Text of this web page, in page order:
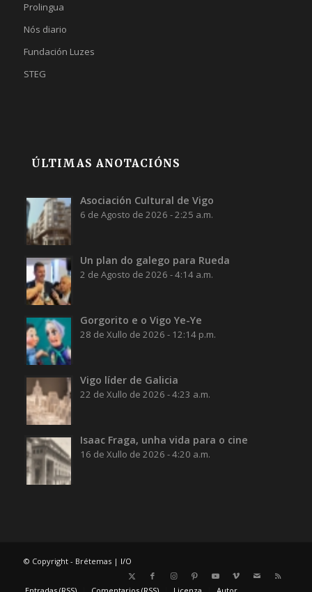
Prolingua
Nós diario
Fundación Luzes
STEG
ÚLTIMAS ANOTACIÓNS
Asociación Cultural de Vigo
6 de Agosto de 2026 - 2:25 a.m.
Un plan do galego para Rueda
2 de Agosto de 2026 - 4:14 a.m.
Gorgorito e o Vigo Ye-Ye
28 de Xullo de 2026 - 12:14 p.m.
Vigo líder de Galicia
22 de Xullo de 2026 - 4:23 a.m.
Isaac Fraga, unha vida para o cine
16 de Xullo de 2026 - 4:20 a.m.
© Copyright - Brétemas | I/O